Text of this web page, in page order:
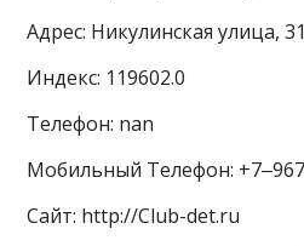
Адрес: Никулинская улица, 31
Индекс: 119602.0
Телефон: nan
Мобильный Телефон:
Сайт: http://Club-det.ru